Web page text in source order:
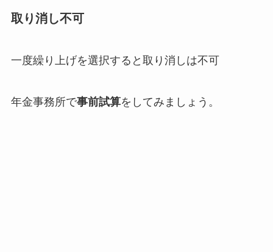
取り消し不可
一度繰り上げを選択すると取り消しは不可
年金事務所で事前試算をしてみましょう。